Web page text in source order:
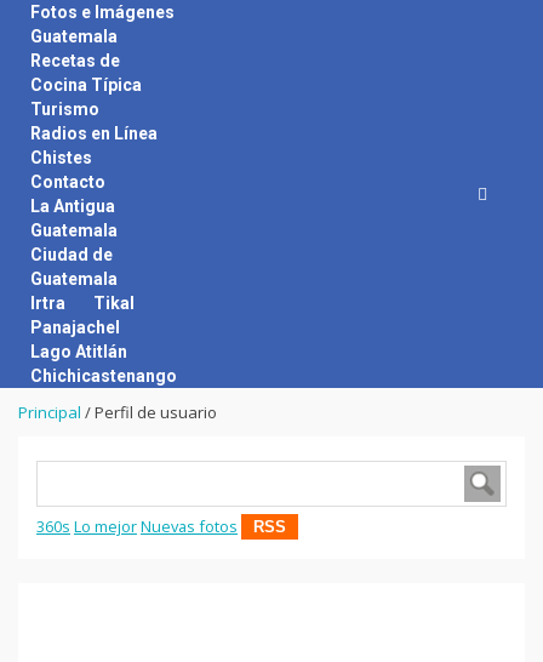
content
Fotos e Imágenes
Guatemala
Recetas de
Cocina Típica
Turismo
Radios en Línea
Chistes
Contacto
La Antigua
Guatemala
Ciudad de
Guatemala
Irtra
Tikal
Panajachel
Lago Atitlán
Chichicastenango
Principal /Perfil de usuario
360s Lo mejorNuevas fotos RSS